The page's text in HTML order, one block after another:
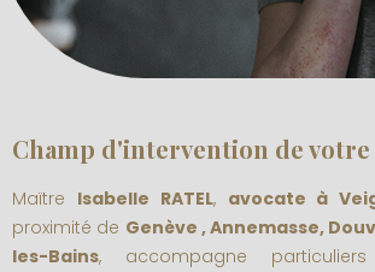
Champ d'intervention de votre
Maïtre Isabelle RATEL, avocate à
proximité de Genève , Annemasse,
les-Bains, accompagne